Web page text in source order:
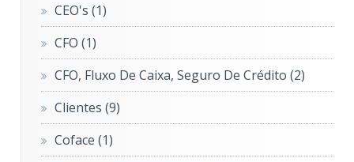
CEO's(1)
CFO(1)
CFO, Fluxo De Caixa, Seguro De Crédito(2)
Clientes(9)
Coface(1)